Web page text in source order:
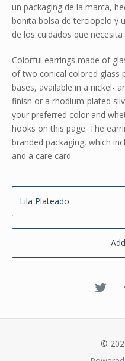
un packaging de la marca,
bonita bolsa de terciopelo y
de los cuidados que necesita
Colorful earrings made of
of two conical colored glass
bases, available in a nickel-
finish or a rhodium-plated
your preferred color and
hooks on this page. The
branded packaging, which
and a care card.
©